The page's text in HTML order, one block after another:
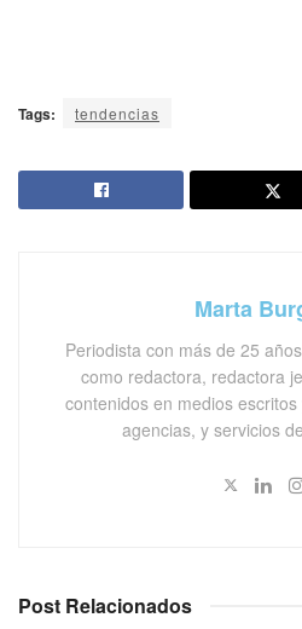
Tags: tendencias
Marta
Periodista con más de 25
como redactora, redactora
contenidos en medios
agencias, y servicios
Post Relacionados